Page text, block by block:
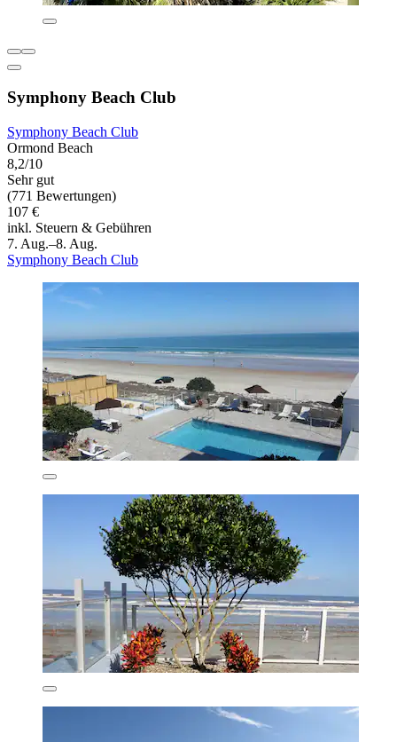
Symphony Beach Club
Symphony Beach Club
Ormond Beach
8,2/10
Sehr gut
(771 Bewertungen)
107 €
inkl. Steuern & Gebühren
7. Aug.–8. Aug.
Symphony Beach Club